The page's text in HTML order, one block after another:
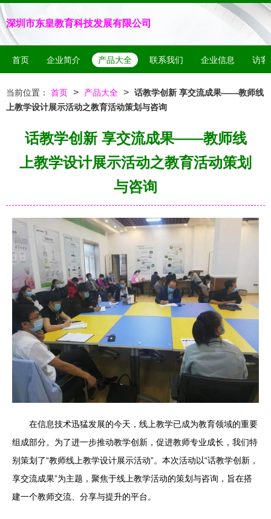
深圳市东皇教育科技发展有限公司
首页 企业简介 产品大全 联系我们 企业信息 访客
当前位置： 首页 > 产品大全 > 话教学创新 享交流成果——教师线
上教学设计展示活动之教育活动策划与咨询
话教学创新 享交流成果——教师线
上教学设计展示活动之教育活动策划
与咨询
在信息技术迅猛发展的今天，线上教学已成为教育领域的重要
组成部分。为了进一步推动教学创新，促进教师专业成长，我们特
别策划了“教师线上教学设计展示活动”。本次活动以“话教学创新，
享交流成果”为主题，聚焦于线上教学活动的策划与咨询，旨在搭
建一个教师交流、分享与提升的平台。